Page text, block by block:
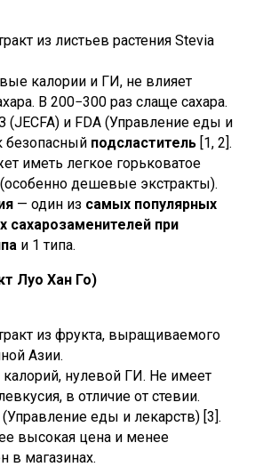
из листьев растения Stevia
калории и ГИ, не влияет
В 200−300 раз слаще сахара.
(JECFA) и FDA (Управление еды и
безопасный подсластитель [1, 2].
иметь легкое горьковатое
дешевые экстракты).
— один из самых популярных
сахарозаменителей при
и 1 типа.
Луо Хан Го)
из фрукта, выращиваемого
Азии.
нулевой ГИ. Не имеет
в отличие от стевии.
еды и лекарств) [3].
высокая цена и менее
в магазинах.